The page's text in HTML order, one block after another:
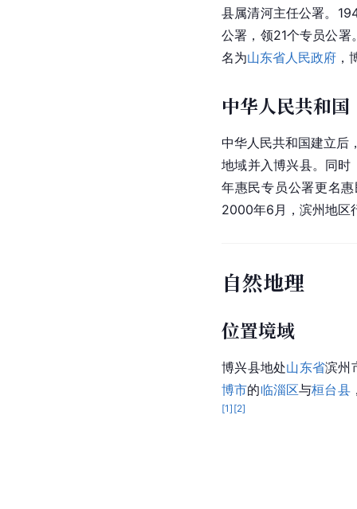
县属清河主任公署。
公署，领21个专员公
名为山东省人民政府
中华人民共和国
中华人民共和国建立后
地域并入博兴县。同时
年惠民专员公署更名
2000年6月，滨州地区
自然地理
位置境域
博兴县地处山东省滨州
博市的临淄区与桓台县
[1] [2]